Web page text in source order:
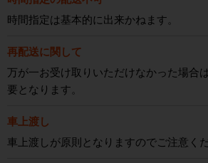
時間指定は基本的に出来かねます。
再配送に関して
万が一お受け取りいただけなかった場合
要となります。
車上渡し
車上渡しが原則となりますのでご注意くだ